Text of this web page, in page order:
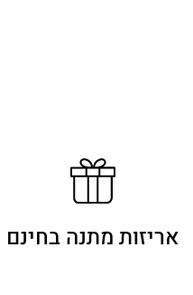
אריזות מתנה בחינם